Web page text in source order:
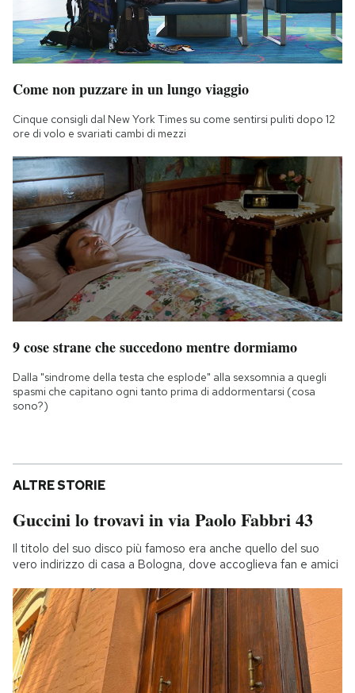
Come non puzzare in un lungo viaggio
Cinque consigli dal New York Times su come sentirsi puliti dopo 12
ore di volo e svariati cambi di mezzi
9 cose strane che succedono mentre dormiamo
Dalla "sindrome della testa che esplode" alla sexsomnia a quegli
spasmi che capitano ogni tanto prima di addormentarsi (cosa
sono?)
ALTRE STORIE
Guccini lo trovavi in via Paolo Fabbri 43
Il titolo del suo disco più famoso era anche quello del suo
vero indirizzo di casa a Bologna, dove accoglieva fan e amici